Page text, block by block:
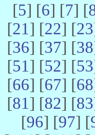
[5] [6] [7] [
[21] [22] [23
[36] [37] [38
[51] [52] [53
[66] [67] [68
[81] [82] [83
[96] [97] [